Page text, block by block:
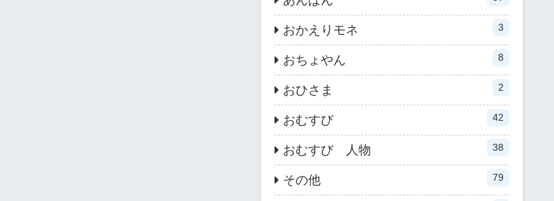
おかえりモネ 3
おちょやん 8
おひさま 2
おむすび 42
おむすび 人物 38
その他 79